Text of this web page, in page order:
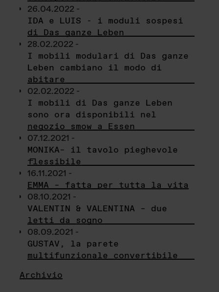
26.04.2022 -
IDA e LUIS - i moduli sospesi
di Das ganze Leben
28.02.2022 -
I mobili modulari di Das ganze
Leben cambiano il modo di
abitare
02.02.2022 -
I mobili di Das ganze Leben
sono ora disponibili nel
negozio smow a Essen
07.12.2021 -
MONIKA– il tavolo pieghevole
flessibile
16.11.2021 -
EMMA – fatta per tutta la vita
08.10.2021 -
VALENTIN & VALENTINA – due
letti da sogno
08.09.2021 -
GUSTAV, la parete
multifunzionale convertibile
Archivio